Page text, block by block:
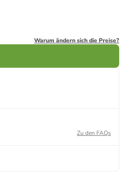
Warum ändern sich die Preise?
Zu den FAQs